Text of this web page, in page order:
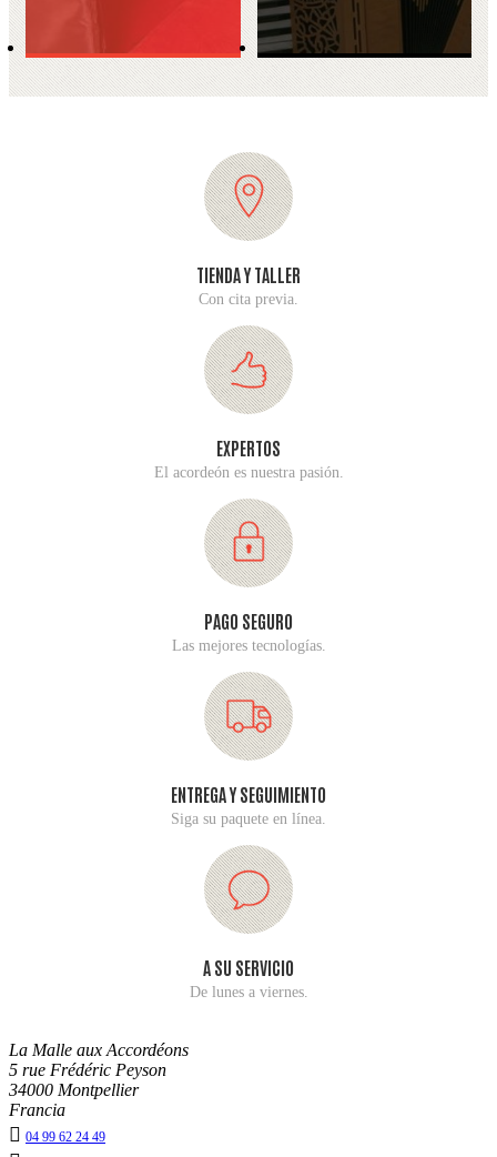
TIENDA Y TALLER
Con cita previa.
EXPERTOS
El acordeón es nuestra pasión.
PAGO SEGURO
Las mejores tecnologías.
ENTREGA Y SEGUIMIENTO
Siga su paquete en línea.
A SU SERVICIO
De lunes a viernes.
La Malle aux Accordéons
5 rue Frédéric Peyson
34000 Montpellier
Francia
 04 99 62 24 49